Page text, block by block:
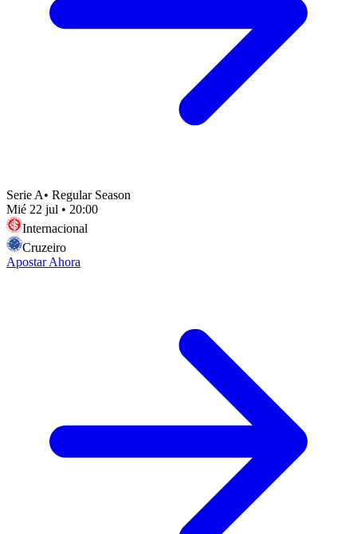
Serie A• Regular Season
Mié 22 jul • 20:00
Internacional
Cruzeiro
Apostar Ahora